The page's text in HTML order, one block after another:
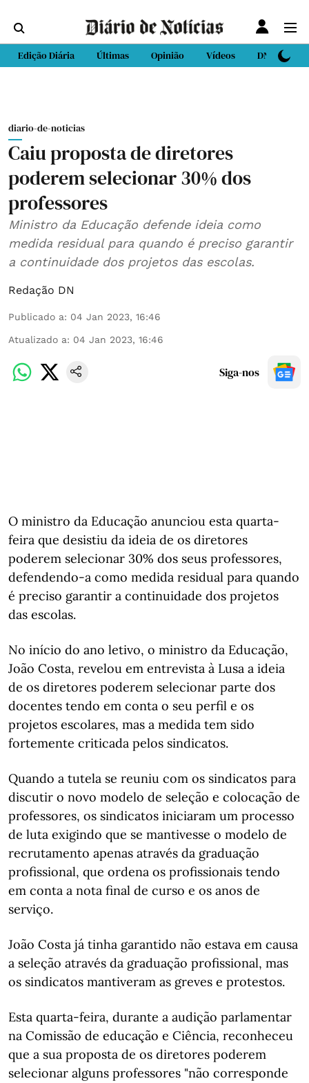
Edição Diária Últimas Opinião Vídeos DN Sport
diario-de-noticias
Caiu proposta de diretores
poderem selecionar 30% dos
professores
Ministro da Educação defende ideia como
medida residual para quando é preciso garantir
a continuidade dos projetos das escolas.
Redação DN
Publicado a: 04 Jan 2023, 16:46
Atualizado a: 04 Jan 2023, 16:46
Siga-nos
O ministro da Educação anunciou esta quarta-
feira que desistiu da ideia de os diretores
poderem selecionar 30% dos seus professores,
defendendo-a como medida residual para quando
é preciso garantir a continuidade dos projetos
das escolas.
No início do ano letivo, o ministro da Educação,
João Costa, revelou em entrevista à Lusa a ideia
de os diretores poderem selecionar parte dos
docentes tendo em conta o seu perfil e os
projetos escolares, mas a medida tem sido
fortemente criticada pelos sindicatos.
Quando a tutela se reuniu com os sindicatos para
discutir o novo modelo de seleção e colocação de
professores, os sindicatos iniciaram um processo
de luta exigindo que se mantivesse o modelo de
recrutamento apenas através da graduação
profissional, que ordena os profissionais tendo
em conta a nota final de curso e os anos de
serviço.
João Costa já tinha garantido não estava em causa
a seleção através da graduação profissional, mas
os sindicatos mantiveram as greves e protestos.
Esta quarta-feira, durante a audição parlamentar
na Comissão de educação e Ciência, reconheceu
que a sua proposta de os diretores poderem
selecionar alguns professores "não corresponde